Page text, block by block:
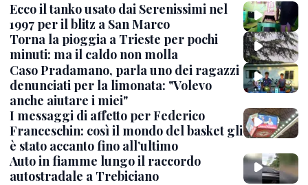
Ecco il tanko usato dai Serenissimi nel
1997 per il blitz a San Marco
Torna la pioggia a Trieste per pochi
minuti: ma il caldo non molla
Caso Pradamano, parla uno dei ragazzi
denunciati per la limonata: "Volevo
anche aiutare i miei"
I messaggi di affetto per Federico
Franceschin: così il mondo del basket gli
è stato accanto fino all’ultimo
Auto in fiamme lungo il raccordo
autostradale a Trebiciano